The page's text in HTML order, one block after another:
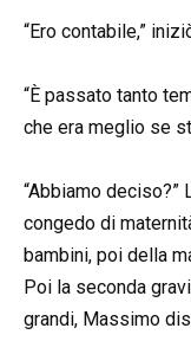
“Ero contabile,”
“È passato tanto
che era meglio se
“Abbiamo deciso?”
congedo di
bambini, poi della
Poi la seconda
grandi, Massimo